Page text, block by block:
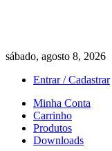
sábado, agosto 8, 2026
Entrar / Cadastrar
Minha Conta
Carrinho
Produtos
Downloads